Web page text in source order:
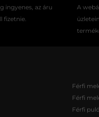
ingyenes, az áru
fizetnie.
A
Férfi
Férfi
Férfi